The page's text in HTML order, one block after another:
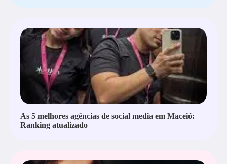
As 5 melhores agências de social media em Maceió:
Ranking atualizado